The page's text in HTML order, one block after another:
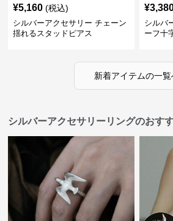
¥5,160 (税込)
シルバーアクセサリー チェーン
揺れるスタッドピアス
¥
シルバ
ーフ十
新着アイテムの一覧
シルバーアクセサリーリングのおす